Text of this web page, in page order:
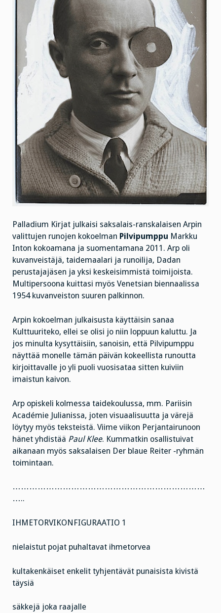
Palladium Kirjat julkaisi saksalais-ranskalaisen Arpin
valittujen runojen kokoelman Pilvipumppu Markku
Inton kokoamana ja suomentamana 2011. Arp oli
kuvanveistäjä, taidemaalari ja runoilija, Dadan
perustajajäsen ja yksi keskeisimmistä toimijoista.
Multipersoona kuittasi myös Venetsian biennaalissa
1954 kuvanveiston suuren palkinnon.
Arpin kokoelman julkaisusta käyttäisin sanaa
Kulttuuriteko, ellei se olisi jo niin loppuun kaluttu. Ja
jos minulta kysyttäisiin, sanoisin, että Pilvipumppu
näyttää monelle tämän päivän kokeellista runoutta
kirjoittavalle jo yli puoli vuosisataa sitten kuiviin
imaistun kaivon.
Arp opiskeli kolmessa taidekoulussa, mm. Pariisin
Académie Julianissa, joten visuaalisuutta ja värejä
löytyy myös teksteistä. Viime viikon Perjantairunoon
hänet yhdistää Paul Klee. Kummatkin osallistuivat
aikanaan myös saksalaisen Der blaue Reiter -ryhmän
toimintaan.
……………………………………………………………
…..
IHMETORVIKONFIGURAATIO 1
nielaistut pojat puhaltavat ihmetorvea
kultakenkäiset enkelit tyhjentävät punaisista kivistä
täysiä
säkkejä joka raajalle